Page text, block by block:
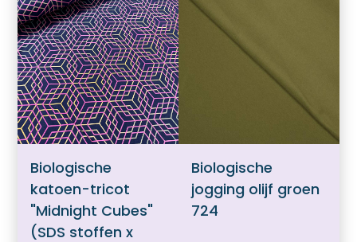
Biologische
katoen-tricot
"Midnight Cubes"
(SDS stoffen x
Biologische
jogging olijf groen
724